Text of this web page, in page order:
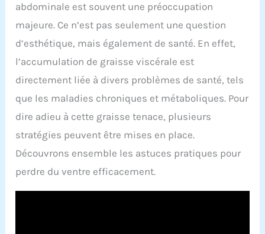
abdominale est souvent une préoccupation
majeure. Ce n’est pas seulement une question
d’esthétique, mais également de santé. En effet,
l’accumulation de graisse viscérale est
directement liée à divers problèmes de santé, tels
que les maladies chroniques et métaboliques. Pour
dire adieu à cette graisse tenace, plusieurs
stratégies peuvent être mises en place.
Découvrons ensemble les astuces pratiques pour
perdre du ventre efficacement.